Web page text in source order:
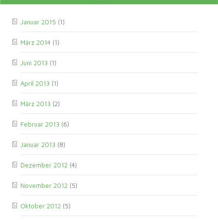
Januar 2015 (1)
März 2014 (1)
Juni 2013 (1)
April 2013 (1)
März 2013 (2)
Februar 2013 (6)
Januar 2013 (8)
Dezember 2012 (4)
November 2012 (5)
Oktober 2012 (5)